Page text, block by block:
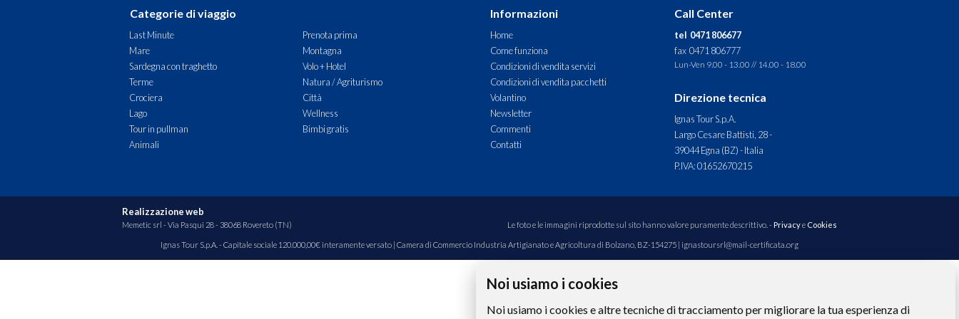
Noi usiamo i cookies
Noi usiamo i cookies e altre tecniche di tracciamento per migliorare la tua esperienza di
Categorie di viaggio
Last Minute
Prenota prima
Mare
Montagna
Sardegna con traghetto
Volo + Hotel
Terme
Natura / Agriturismo
Crociera
Città
Lago
Wellness
Tour in pullman
Bimbi gratis
Animali
Informazioni
Home
Come funziona
Condizioni di vendita servizi
Condizioni di vendita pacchetti
Volantino
Newsletter
Commenti
Contatti
Call Center
tel 0471 806677
fax 0471 806777
Lun-Ven 9.00 - 13.00 // 14.00 - 18.00
Direzione tecnica
Ignas Tour S.p.A.
Largo Cesare Battisti, 28 -
39044 Egna (BZ) - Italia
P.IVA: 01652670215
Realizzazione web
Memetic srl - Via Pasqui 28 - 38068 Rovereto (TN) Le foto e le immagini riprodotte sul sito hanno valore puramente descrittivo. - Privacye Cookies
Ignas Tour S.p.A. - Capitale sociale 120.000,00€ interamente versato | Camera di Commercio Industria Artigianato e Agricoltura di Bolzano, BZ-154275 | ignastoursrl@mail-certificata.org